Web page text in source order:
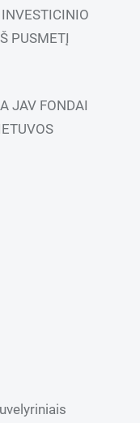
PUSMETĮ
JAV FONDAI